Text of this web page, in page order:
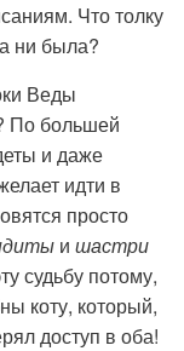
Что толку
ни была?
Веды
По большей
и даже
идти в
просто
и шастри
судьбу потому,
коту, который,
доступ в оба!